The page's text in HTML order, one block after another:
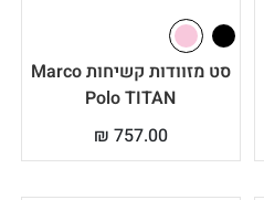
סט מזוודות קשיחות Marco
Polo TITAN
₪ 757.00